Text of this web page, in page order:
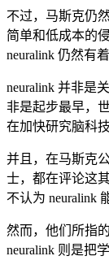
不过，马斯克仍
简单和低成本的
neuralink 仍然有
neuralink 并非是
非是起步最早，
在加快研究脑科技
并且，在马斯克
士，都在评论这
不认为 neuralink
然而，他们所指
neuralink 则是把